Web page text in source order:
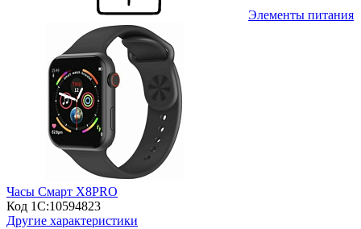
Элементы питания
Часы Смарт X8PRO
Код 1С:10594823
Другие характеристики